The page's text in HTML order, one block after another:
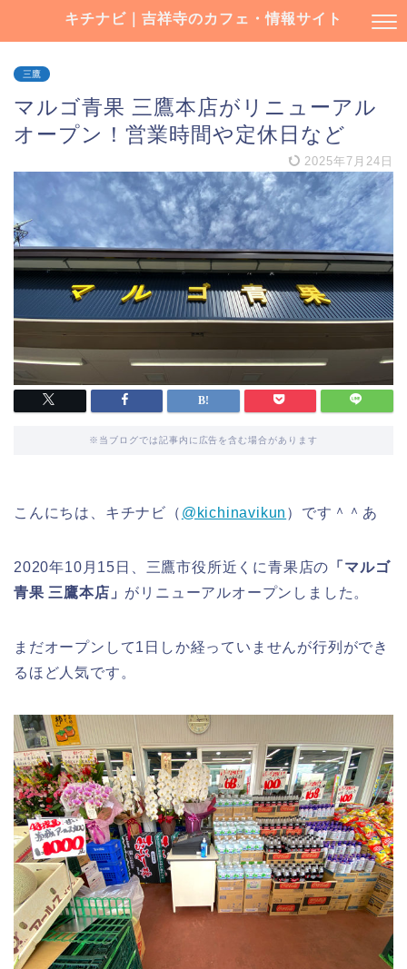
キチナビ｜吉祥寺のカフェ・情報サイト
三鷹
マルゴ青果 三鷹本店がリニューアル
オープン！営業時間や定休日など
2025年7月24日
※当ブログでは記事内に広告を含む場合があります
こんにちは、キチナビ（ @kichinavikun ）です＾＾あ
2020年10月15日、三鷹市役所近くに青果店の 「マルゴ
青果 三鷹本店」 がリニューアルオープンしました。
まだオープンして1日しか経っていませんが行列ができ
るほど人気です。